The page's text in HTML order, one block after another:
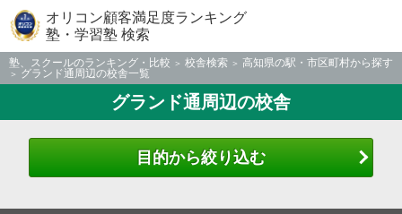
オリコン顧客満足度ランキング
塾・学習塾 検索
塾、スクールのランキング・比較 校舎検索
高知県の駅・市区町村から探す
グランド通周辺の校舎一覧
グランド通周辺の校舎
目的から絞り込む